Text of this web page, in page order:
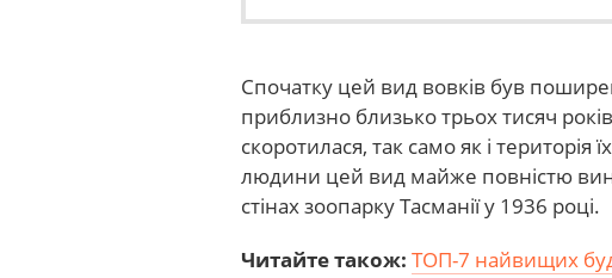
Спочатку цей вид вовків був
приблизно близько трьох тисяч
скоротилася, так само як і
людини цей вид майже повністю
стінах зоопарку Тасманії у 1936 році.
Читайте також: ТОП-7 найвищих